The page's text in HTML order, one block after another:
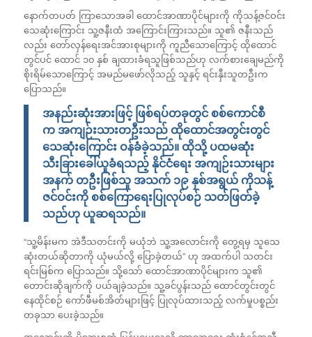
နောက်တပတ် ကြာသောအခါ ထောင်အာဏာပိုင်များကို ကိုသန့်ဇင်ဝင်း
သေဆုံးကြောင်း သူ့ဇနီးထံ အကြောင်းကြားသည်။ သူ၏ ဇနီးသည်
လည်း တော်လှန်ရေးအင်အားစုများကို ကူညီသောကြောင့် ထိုထောင်
တွင်ပင် ထောင် ၁၀ နှစ် ချထားခံရသူဖြစ်သည်ဟု လက်စားချေမည်ကို
စိုးရိမ်သောကြောင့် အမည်မဖော်လိုသည့် သူနှင့် ရင်းနှီးသူတဦးက
ပြောသည်။
အနည်းဆုံးအားဖြင့် ဖြစ်ရပ်တခုတွင် စစ်ကောင်စီ
က အကျဉ်းသားတဦးသည် ထိုထောင်အတွင်းတွင်
သေဆုံးကြောင်း ဝန်ခံခဲ့သည်။ ထိုသို့ ပထမဆုံး
သီးခြားခေါ်ယူခံရသည့် နိုင်ငံရေး အကျဉ်းသားများ
အနက် တဦးဖြစ်သူ အသက် ၁၉ နှစ်အရွယ် ကိုသန့်
ဇင်ဝင်းကို စစ်ကြောရေးပြုလုပ်စဉ် သတ်ဖြတ်ခဲ့
သည်ဟု ယူဆရသည်။
“သူ့မိန်းမက အဲဒီသတင်းကို မယုံဘဲ သူ့အလောင်းကို တွေ့ရမှ သူသေ
ဆုံးတယ်ဆိုတာကို ယုံမယ်လို့ ပြောခဲ့တယ်” ဟု အထက်ပါ သတင်း
ရင်းမြစ်က ပြောသည်။ သို့သော် ထောင်အာဏာပိုင်များက သူ၏
တောင်းဆိုချက်ကို ပယ်ချခဲ့သည်။ သူ့ခင်ပွန်းသည် ထောင်တွင်းတွင်
နေထိုင်စဉ် ကော်ဖီမစ်အိတ်များဖြင့် ပြုလုပ်ထားသည့် လက်မှုပစ္စည်း
တခုသာ ပေးခဲ့သည်။